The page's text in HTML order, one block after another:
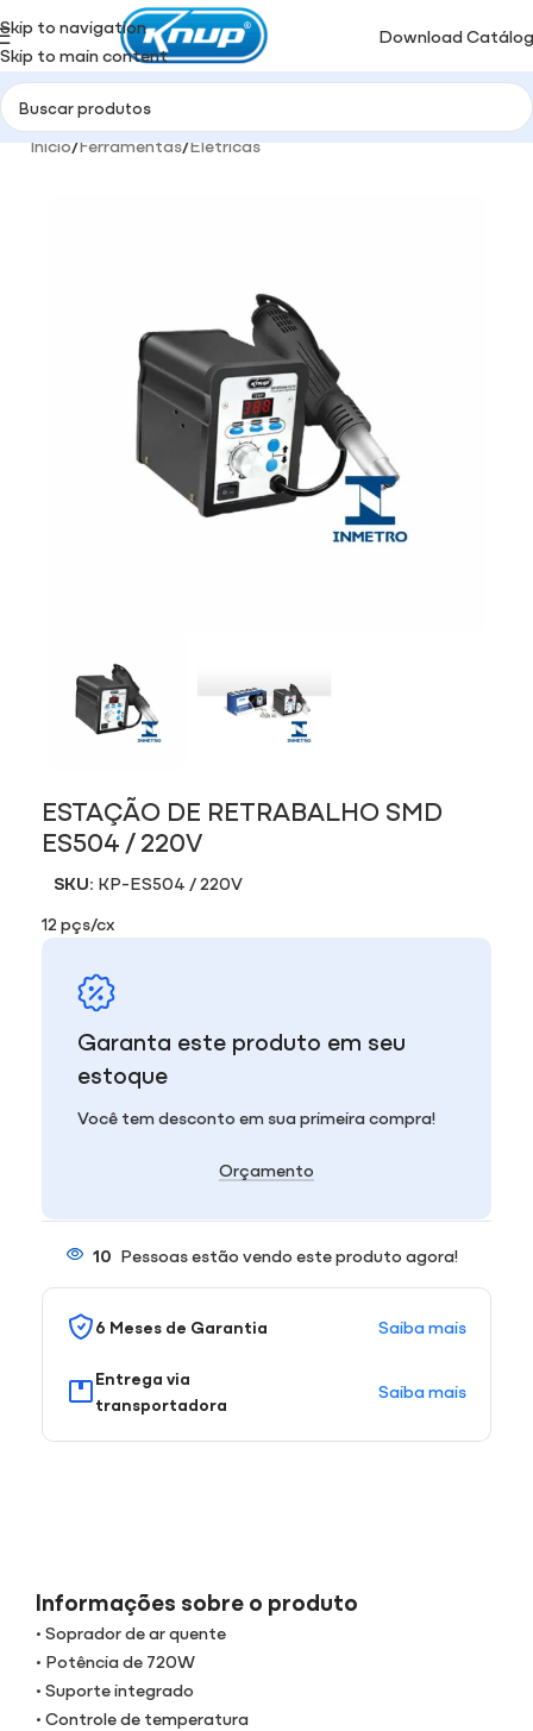
Skip to navigation
Skip to main content
Download
Início/Ferramentas/Elétricas
ESTAÇÃO DE RETRABALHO SMD
ES504 / 220V
SKU: KP-ES504 / 220V
12 pçs/cx
Garanta este produto em seu
estoque
Você tem desconto em sua primeira compra!
Orçamento
10 Pessoas estão vendo este produto agora!
6 Meses de Garantia Saiba mais
Entrega via
transportadora
Saiba mais
Informações sobre o produto
• Soprador de ar quente
• Potência de 720W
• Suporte integrado
• Controle de temperatura